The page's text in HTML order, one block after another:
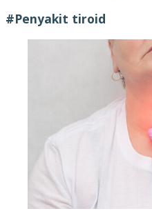
#Penyakit tiroid